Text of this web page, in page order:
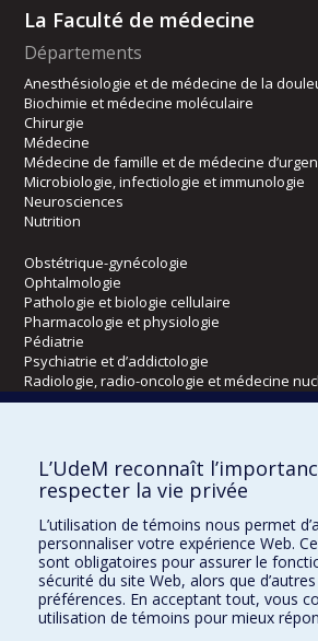
La Faculté de médecine
Départements
Anesthésiologie et de médecine de la
Biochimie et médecine moléculaire
Chirurgie
Médecine
Médecine de famille et de médecine
Microbiologie, infectiologie et immunologie
Neurosciences
Nutrition
Obstétrique-gynécologie
Ophtalmologie
Pathologie et biologie cellulaire
Pharmacologie et physiologie
Pédiatrie
Psychiatrie et d’addictologie
Radiologie, radio-oncologie et médecine
Écoles
Kinésiologie et des sciences de l’activité
Orthophonie et audiologie
Réadaptation
Directions
DPC
CPASS
L’UdeM reconnaît
respecter la vie privée
L’utilisation de témoins nous permet
personnaliser votre expérience Web.
sont obligatoires pour assurer le
sécurité du site Web, alors que
préférences. En acceptant tout, vous
utilisation de témoins pour mieux